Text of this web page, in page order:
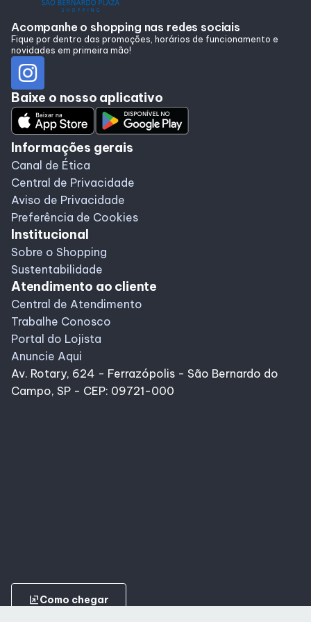
Alimentação
Programa de benefícios
Acompanhe o shopping nas redes sociais
Fique por dentro das promoções, horários de funcionamento e
novidades em primeira mão!
Baixe o nosso aplicativo
Informações gerais
Canal de Ética
Central de Privacidade
Aviso de Privacidade
Preferência de Cookies
Institucional
Sobre o Shopping
Sustentabilidade
Atendimento ao cliente
Central de Atendimento
Trabalhe Conosco
Portal do Lojista
Anuncie Aqui
Av. Rotary, 624 - Ferrazópolis - São Bernardo do
Campo, SP - CEP: 09721-000
ungroupComo chegar